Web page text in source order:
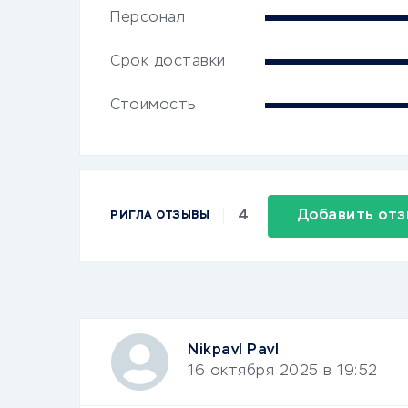
Персонал
Срок доставки
Стоимость
РИГЛА ОТЗЫВЫ 4 Добавить
Nikpavl Pavl
16 октября 2025 в 19:52